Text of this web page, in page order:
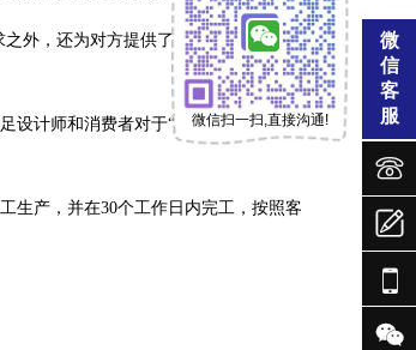
外，还为对方提供了GF-YYG271206-0
设计师和消费者对于“奢华”的多元需
生产，并在30个工作日内完工，按照客
微
信
客
服
微信扫一扫,直接沟通!




